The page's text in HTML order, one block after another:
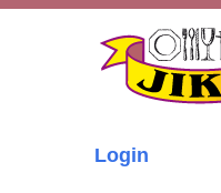
Login